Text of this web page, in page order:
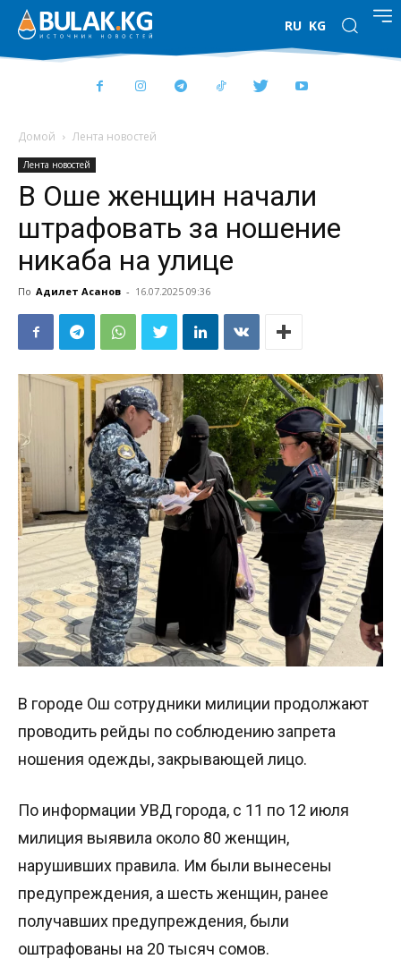
RU KG
Домой Лента новостей
Лента новостей
В Оше женщин начали
штрафовать за ношение
никаба на улице
По Адилет Асанов - 16.07.2025 09:36
В городе Ош сотрудники милиции продолжают
проводить рейды по соблюдению запрета
ношения одежды, закрывающей лицо.
По информации УВД города, с 11 по 12 июля
милиция выявила около 80 женщин,
нарушивших правила. Им были вынесены
предупреждения, а шесть женщин, ранее
получавших предупреждения, были
оштрафованы на 20 тысяч сомов.